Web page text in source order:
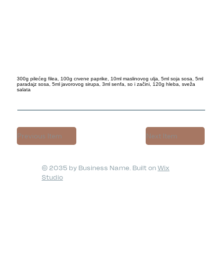
300g pilećeg filea, 100g crvene paprike, 10ml maslinovog ulja, 5ml soja sosa, 5ml
paradajz sosa, 5ml javorovog sirupa, 3ml senfa, so i začini, 120g hleba, sveža
salata
Previous Item Next Item
© 2035 by Business Name. Built on Wix
Studio